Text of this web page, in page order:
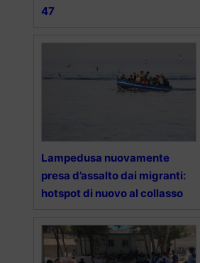
47
Lampedusa nuovamente
presa d’assalto dai migranti:
hotspot di nuovo al collasso